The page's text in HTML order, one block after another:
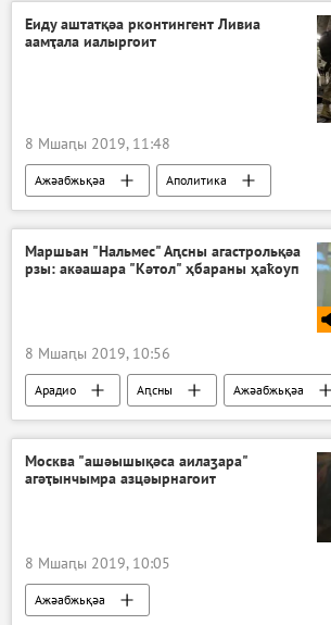
Еиду аштатқәа рконтингент Ливиа
аамҭала иалыргоит
8 Мшаԥы 2019, 11:48
Ажәабжьқәа Аполитика
Маршьан "Нальмес" Аԥсны агастрольқәа
рзы: акәашара "Кәтол" ҳбараны ҳаҟоуп
8 Мшаԥы 2019, 10:56
Арадио Аԥсны
Ажәабжьқәа
Акультура
Москва "ашәышықәса аилаӡара"
агәҭынчымра азцәырнагоит
8 Мшаԥы 2019, 10:05
Ажәабжьқәа